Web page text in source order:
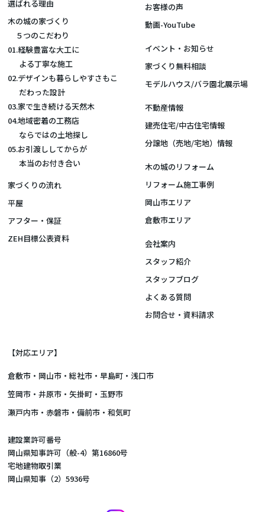
選ばれる理由
木の城の家づくり
５つのこだわり
01.経験豊富な大工に
よる丁寧な施工
02.デザインも暮らしやすさもこ
だわった設計
03.家で生き続ける天然木
04.地域密着の工務店
ならではの土地探し
05.お引渡ししてからが
本当のお付き合い
家づくりの流れ
平屋
アフター・保証
ZEH目標公表資料
お客様の声
動画-YouTube
イベント・お知らせ
家づくり無料相談
モデルハウス/バラ園北展示場
不動産情報
建売住宅/中古住宅情報
分譲地（売地/宅地）情報
木の城のリフォーム
リフォーム施工事例
岡山市エリア
倉敷市エリア
会社案内
スタッフ紹介
スタッフブログ
よくある質問
お問合せ・資料請求
【対応エリア】
倉敷市 ・ 岡山市 ・総社市・早島町・浅口市
笠岡市・井原市・矢掛町・玉野市
瀬戸内市・赤磐市・備前市・和気町
建設業許可番号
岡山県知事許可（般-4）第16860号
宅地建物取引業
岡山県知事（2）5936号